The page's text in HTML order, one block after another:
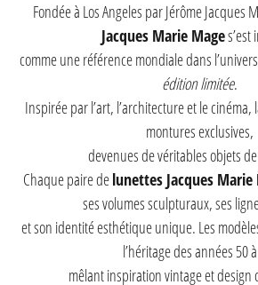
Fondée à Los Angeles par Jérôme Jacques
Jacques Marie Mages’est
comme une référence mondiale dans
édition limitée.
Inspirée par l’art, l’architecture et le
montures exclusives,
devenues de véritables objets
Chaque paire delunettes Jacques Marie
ses volumes sculpturaux, ses
et son identité esthétique unique. Les
l’héritage des années 50
mêlant inspiration vintage et design